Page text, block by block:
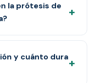
la prótesis de
+
y cuánto dura+